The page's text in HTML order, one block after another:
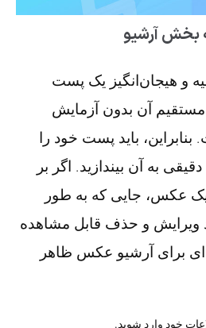
بخش آرشیو
و هیجان‌انگیز یک پست
آن بدون آزمایش
باید پست خود را
به آن بیندازید. اگر بر
عکس، جایی که به طور
ویرایش و حذف قابل مشاهده
برای آرشیو عکس ظاهر
خود وارد شوید.